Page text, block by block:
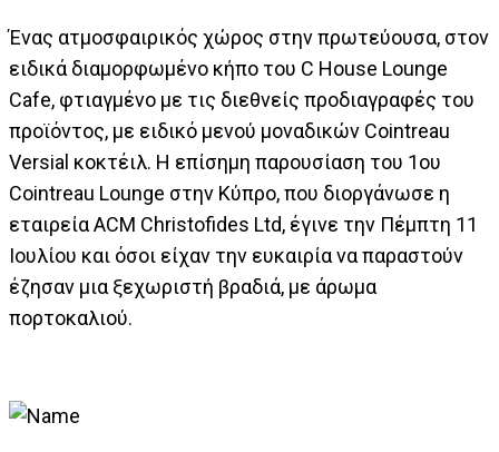
Ένας ατμοσφαιρικός χώρος στην πρωτεύουσα, στον
ειδικά διαμορφωμένο κήπο του C House Lounge
Cafe, φτιαγμένο με τις διεθνείς προδιαγραφές του
προϊόντος, με ειδικό μενού μοναδικών Cointreau
Versial κοκτέιλ. Η επίσημη παρουσίαση του 1ου
Cointreau Lounge στην Κύπρο, που διοργάνωσε η
εταιρεία ACM Christofides Ltd, έγινε την Πέμπτη 11
Ιουλίου και όσοι είχαν την ευκαιρία να παραστούν
έζησαν μια ξεχωριστή βραδιά, με άρωμα
πορτοκαλιού.